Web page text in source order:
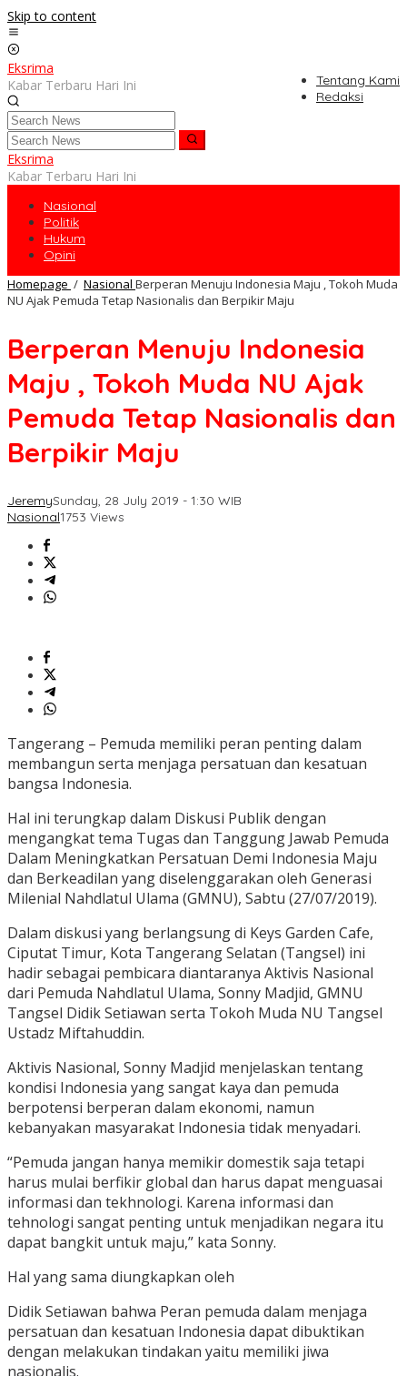
Skip to content
Tentang Kami
Redaksi
Eksrima
Kabar Terbaru Hari Ini
Eksrima
Kabar Terbaru Hari Ini
Nasional
Politik
Hukum
Opini
Homepage / Nasional Berperan Menuju Indonesia Maju , Tokoh Muda
NU Ajak Pemuda Tetap Nasionalis dan Berpikir Maju
Berperan Menuju Indonesia
Maju , Tokoh Muda NU Ajak
Pemuda Tetap Nasionalis dan
Berpikir Maju
JeremySunday, 28 July 2019 - 1:30 WIB
Nasional1753 Views
Tangerang – Pemuda memiliki peran penting dalam
membangun serta menjaga persatuan dan kesatuan
bangsa Indonesia.
Hal ini terungkap dalam Diskusi Publik dengan
mengangkat tema Tugas dan Tanggung Jawab Pemuda
Dalam Meningkatkan Persatuan Demi Indonesia Maju
dan Berkeadilan yang diselenggarakan oleh Generasi
Milenial Nahdlatul Ulama (GMNU), Sabtu (27/07/2019).
Dalam diskusi yang berlangsung di Keys Garden Cafe,
Ciputat Timur, Kota Tangerang Selatan (Tangsel) ini
hadir sebagai pembicara diantaranya Aktivis Nasional
dari Pemuda Nahdlatul Ulama, Sonny Madjid, GMNU
Tangsel Didik Setiawan serta Tokoh Muda NU Tangsel
Ustadz Miftahuddin.
Aktivis Nasional, Sonny Madjid menjelaskan tentang
kondisi Indonesia yang sangat kaya dan pemuda
berpotensi berperan dalam ekonomi, namun
kebanyakan masyarakat Indonesia tidak menyadari.
“Pemuda jangan hanya memikir domestik saja tetapi
harus mulai berfikir global dan harus dapat menguasai
informasi dan tekhnologi. Karena informasi dan
tehnologi sangat penting untuk menjadikan negara itu
dapat bangkit untuk maju,” kata Sonny.
Hal yang sama diungkapkan oleh
Didik Setiawan bahwa Peran pemuda dalam menjaga
persatuan dan kesatuan Indonesia dapat dibuktikan
dengan melakukan tindakan yaitu memiliki jiwa
nasionalis.